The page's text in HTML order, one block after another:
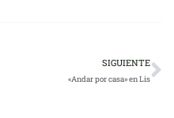
SIGUIENTE
«Andar por casa» en Lis